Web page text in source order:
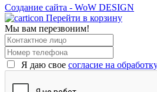
Создание сайта - WoW DESIGN
Перейти в корзину
Мы вам перезвоним!
Я даю свое согласие на